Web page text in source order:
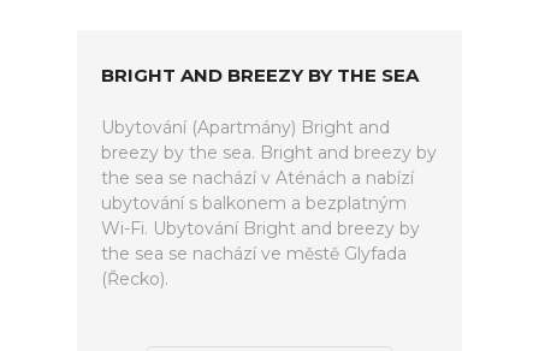
BRIGHT AND BREEZY BY THE SEA
Ubytování (Apartmány) Bright and
breezy by the sea. Bright and breezy by
the sea se nachází v Aténách a nabízí
ubytování s balkonem a bezplatným
Wi-Fi. Ubytování Bright and breezy by
the sea se nachází ve městě Glyfada
(Řecko).